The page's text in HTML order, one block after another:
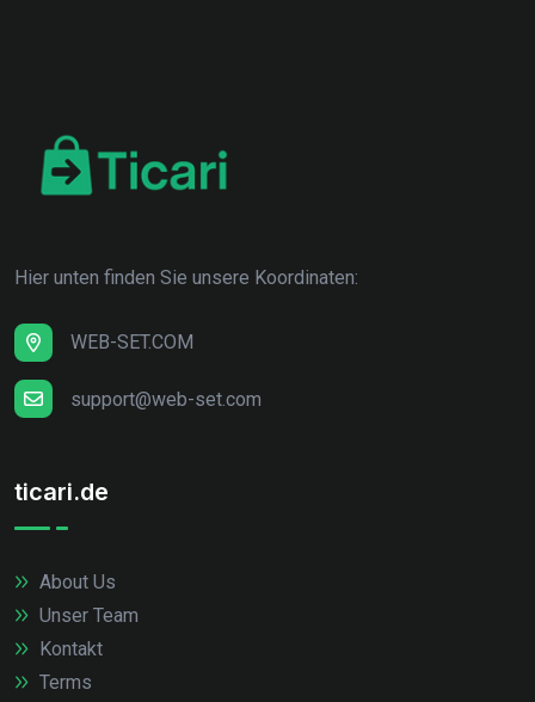
Hier unten finden Sie unsere Koordinaten:
WEB-SET.COM
support@web-set.com
ticari.de
About Us
Unser Team
Kontakt
Terms